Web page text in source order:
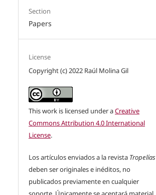
Section
Papers
License
Copyright (c) 2022 Raúl Molina Gil
This work is licensed under aCreative
Commons Attribution 4.0 International
License.
Los artículos enviados a la revista Tropelías
deben ser originales e inéditos, no
publicados previamente en cualquier